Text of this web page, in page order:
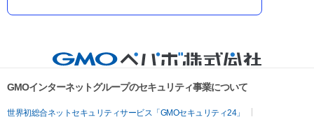
GMOインターネットグループのセキュリティ事業について
世界初総合ネットセキュリティサービス「GMOセキュリティ24」